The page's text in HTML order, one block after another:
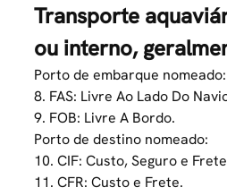
Transporte
ou interno,
Porto de embarque nomeado:
8. FAS: Livre Ao Lado Do
9. FOB: Livre A Bordo.
Porto de destino nomeado:
10. CIF: Custo, Seguro e
11. CFR: Custo e Frete.